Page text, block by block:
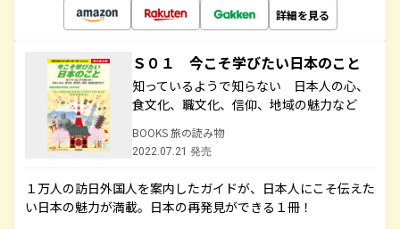
詳細を見る
Ｓ０１ 今こそ学びたい日本のこと
知っているようで知らない 日本人の心、
食文化、職文化、信仰、地域の魅力など
BOOKS 旅の読み物
2022.07.21 発売
１万人の訪日外国人を案内したガイドが、日本人にこそ伝えた
い日本の魅力が満載。日本の再発見ができる１冊！